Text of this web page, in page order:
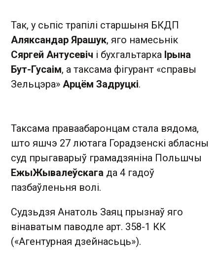
Так, у сьпіс трапілі старшыня БКДП
Аляксандар Ярашук, яго намесьнік
Сяргей Антусевіч і бухгальтарка Ірына
Бут-Гусаім, а таксама фігурант «справы
Зельцэра» Арцём Задруцкі.
Таксама праваабаронцам стала вядома,
што яшчэ 27 лютага Горадзенскі абласны
суд прыгаварыў грамадзяніна Польшчы
ЕжыЖывалеўскага да 4 гадоў
пазбаўленьня волі.
Судзьдзя Анатоль Заяц прызнаў яго
вінаватым паводле арт. 358-1 КК
(«Агентурная дзейнасьць»).